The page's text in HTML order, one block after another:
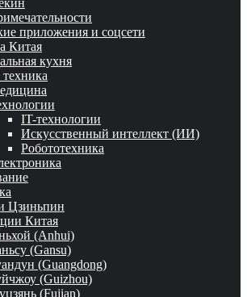
приложения и соцсети
Китая
кухня
IT-технологии
Искусственный интеллект (ИИ)
Робототехника
Цзиньпин
Китая
(Anhui)
(Gansu)
(Guangdong)
(Guizhou)
(Fujian)